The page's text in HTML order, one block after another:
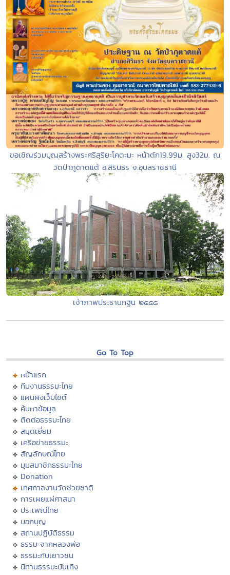
ขอเชิญร่วมบุญสร้างพระศรีสุริยะโคตะมะ หน้าตัก19.99ม. สูง32ม. ณ
วัดป่าภูตาดแต้ อ.สิรินธร จ.อุบลราชธานี
เจ้าภาพประธานกฐิน ๒๕๕๘
Go To Top
หน้าแรก
ทีมงานธรรมะไทย
แผนผังเว็บไซต์
ค้นหาข้อมูล
ติดต่อธรรมะไทย
สมุดเยี่ยม
เครือข่ายธรรมะ
สัญลักษณ์ไทย
มุมสมาชิกธรรมะไทย
Donation
เทศกาลงานวัดช่วยชาติ
การเผยแผ่ศาสนา
ประเพณีไทย
บอกบุญ
สถานปฏิบัติธรรม
ธรรมะจากหลวงพ่อ
ธรรมะกับเยาวชน
นิทานธรรมะบันเทิง